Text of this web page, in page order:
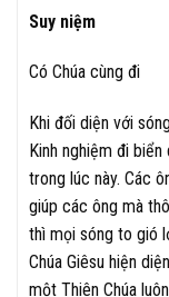
Suy niệm
Có Chúa cùng đi
Khi đối diện với
Kinh nghiệm đi
trong lúc này. Các
giúp các ông mà
thì mọi sóng to gió
Chúa Giêsu hiện
một Thiên Chúa